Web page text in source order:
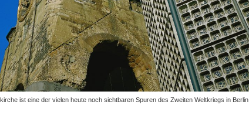
ist eine der vielen heute noch sichtbaren Spuren des Zweiten Weltkriegs in Berlin.